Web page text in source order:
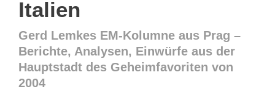
Italien
Gerd Lemkes EM-Kolumne aus Prag –
Berichte, Analysen, Einwürfe aus der
Hauptstadt des Geheimfavoriten von
2004